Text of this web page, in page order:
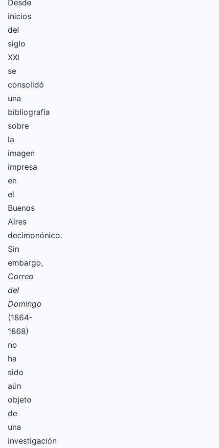
Desde
inicios
del
siglo
XXI
se
consolidó
una
bibliografía
sobre
la
imagen
impresa
en
el
Buenos
Aires
decimonónico.
Sin
embargo,
Correo
del
Domingo
(1864-
1868)
no
ha
sido
aún
objeto
de
una
investigación